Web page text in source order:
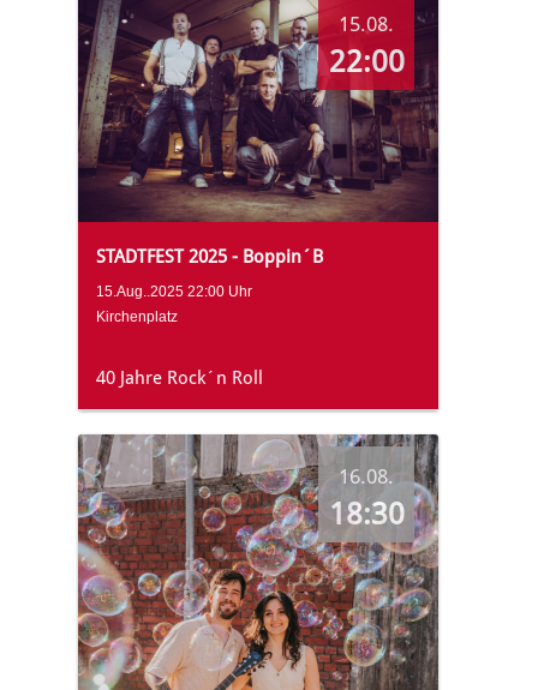
15.08.
22:00
STADTFEST 2025 - Boppin´B
15.Aug..2025 22:00 Uhr
Kirchenplatz
40 Jahre Rock´n Roll
16.08.
18:30